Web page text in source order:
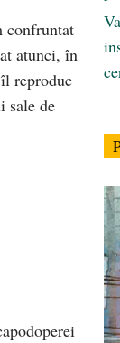
confruntat
atunci, în
reproduc
sale de